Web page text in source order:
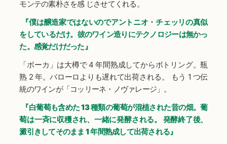
モンテの素朴さを感 じさせてくれる。
『僕は醸造家ではないのでアントニオ・チェッリの真似
をしているだけ。彼のワイン造りにテクノロジーは無かっ
た。感覚だけだった』
「ボーカ」は大樽で 4 年間熟成してからボトリング。瓶
熟 2 年。バローロよりも遅れて出荷される。 もう 1 つ伝
統のワインが「コッリーネ・ノヴァレージ」。
『白葡萄も含めた 13 種類の葡萄が混植された昔の畑。葡
萄は一斉に収穫され、一緒に発酵される。 発酵終了後、
澱引きしてそのまま 1 年間熟成して出荷される』